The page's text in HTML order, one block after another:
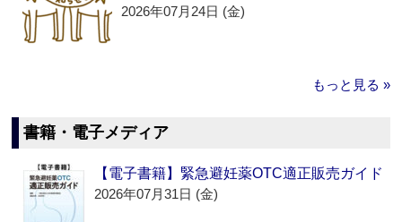
2026年07月24日 (金)
もっと見る »
書籍・電子メディア
【電子書籍】緊急避妊薬OTC適正販売ガイド
2026年07月31日 (金)